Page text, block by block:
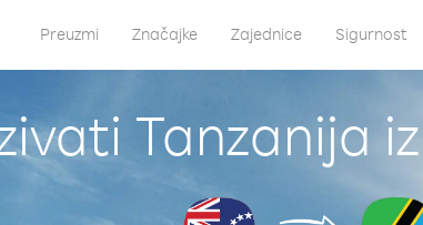
Preuzmi Značajke Zajednice Sigurnost
Tanzanija